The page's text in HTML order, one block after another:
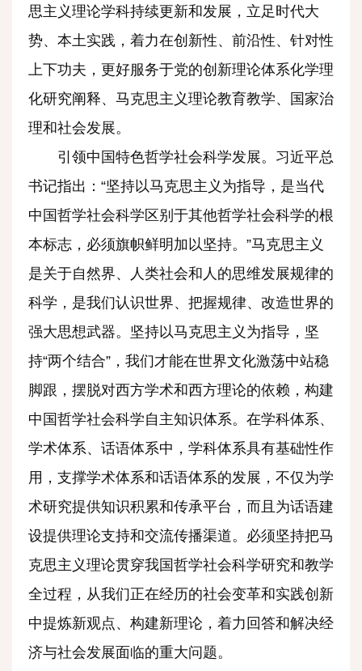
思主义理论学科持续更新和发展，立足时代大
势、本土实践，着力在创新性、前沿性、针对性
上下功夫，更好服务于党的创新理论体系化学理
化研究阐释、马克思主义理论教育教学、国家治
理和社会发展。
引领中国特色哲学社会科学发展。习近平总
书记指出：“坚持以马克思主义为指导，是当代
中国哲学社会科学区别于其他哲学社会科学的根
本标志，必须旗帜鲜明加以坚持。”马克思主义
是关于自然界、人类社会和人的思维发展规律的
科学，是我们认识世界、把握规律、改造世界的
强大思想武器。坚持以马克思主义为指导，坚
持“两个结合”，我们才能在世界文化激荡中站稳
脚跟，摆脱对西方学术和西方理论的依赖，构建
中国哲学社会科学自主知识体系。在学科体系、
学术体系、话语体系中，学科体系具有基础性作
用，支撑学术体系和话语体系的发展，不仅为学
术研究提供知识积累和传承平台，而且为话语建
设提供理论支持和交流传播渠道。必须坚持把马
克思主义理论贯穿我国哲学社会科学研究和教学
全过程，从我们正在经历的社会变革和实践创新
中提炼新观点、构建新理论，着力回答和解决经
济与社会发展面临的重大问题。